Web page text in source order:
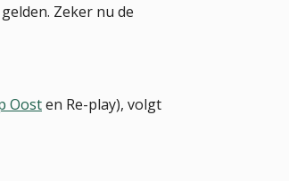
Zeker nu de
Oosten Re-play), volgt